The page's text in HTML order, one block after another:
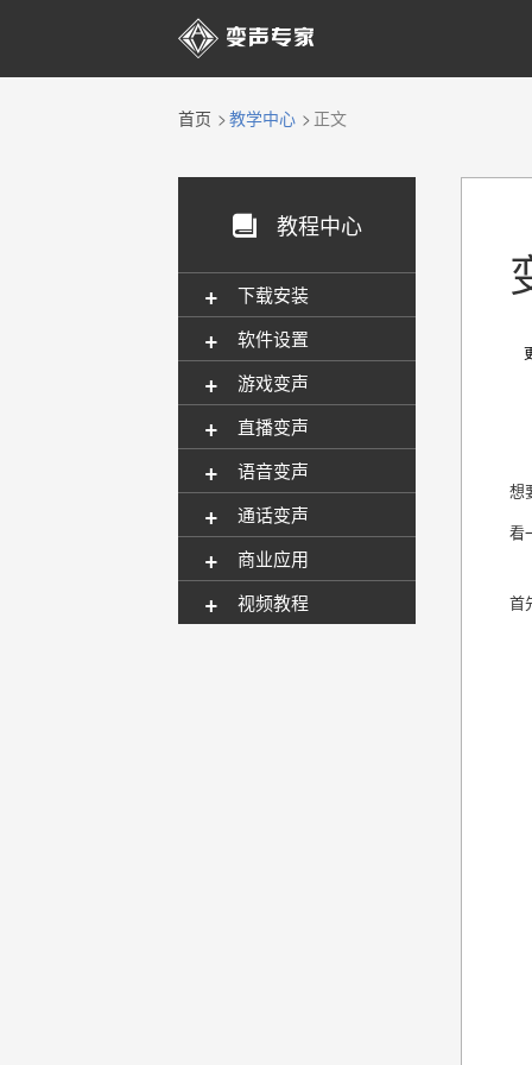

首页 教学中心 正文
 教程中心
下载安装
+
软件设置
+
游戏变声
+
直播变声
+
语音变声
+
通话变声
+
商业应用
+
视频教程
+
想
看
首